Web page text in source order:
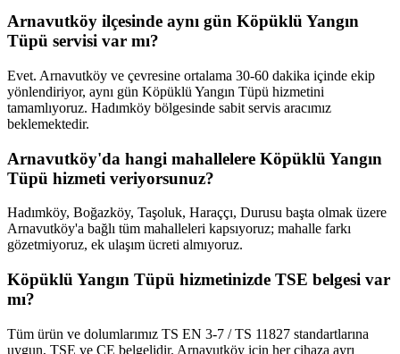
Arnavutköy ilçesinde aynı gün Köpüklü Yangın
Tüpü servisi var mı?
Evet. Arnavutköy ve çevresine ortalama 30-60 dakika içinde ekip
yönlendiriyor, aynı gün Köpüklü Yangın Tüpü hizmetini
tamamlıyoruz. Hadımköy bölgesinde sabit servis aracımız
beklemektedir.
Arnavutköy'da hangi mahallelere Köpüklü Yangın
Tüpü hizmeti veriyorsunuz?
Hadımköy, Boğazköy, Taşoluk, Haraççı, Durusu başta olmak üzere
Arnavutköy'a bağlı tüm mahalleleri kapsıyoruz; mahalle farkı
gözetmiyoruz, ek ulaşım ücreti almıyoruz.
Köpüklü Yangın Tüpü hizmetinizde TSE belgesi var
mı?
Tüm ürün ve dolumlarımız TS EN 3-7 / TS 11827 standartlarına
uygun, TSE ve CE belgelidir. Arnavutköy için her cihaza ayrı